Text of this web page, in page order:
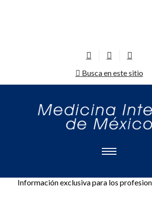
Busca en este sitio
Información exclusiva para los